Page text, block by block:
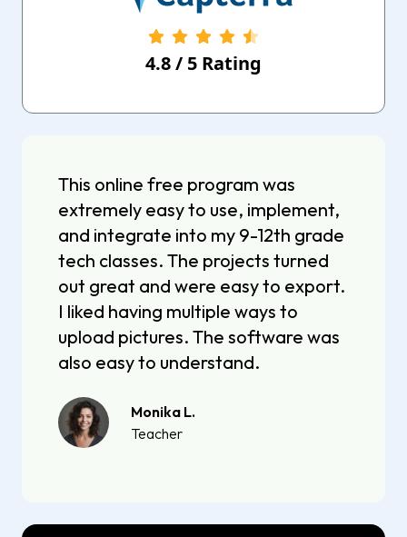
4.8/ 5 Rating
This online free program was
extremely easy to use, implement,
and integrate into my 9-12th grade
tech classes. The projects turned
out great and were easy to export.
I liked having multiple ways to
upload pictures. The software was
also easy to understand.
Monika L.
Teacher